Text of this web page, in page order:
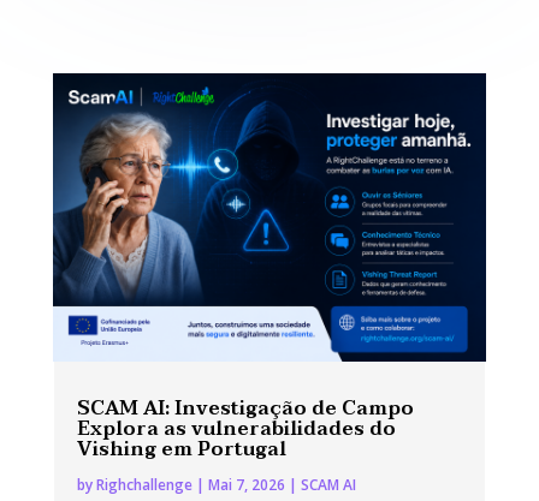
SCAM AI: Investigação de Campo
Explora as vulnerabilidades do
Vishing em Portugal
byRighchallenge| Mai 7, 2026 | SCAM AI